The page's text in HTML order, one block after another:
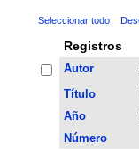
Seleccionar todo
Registros
Autor
Título
Año
Número